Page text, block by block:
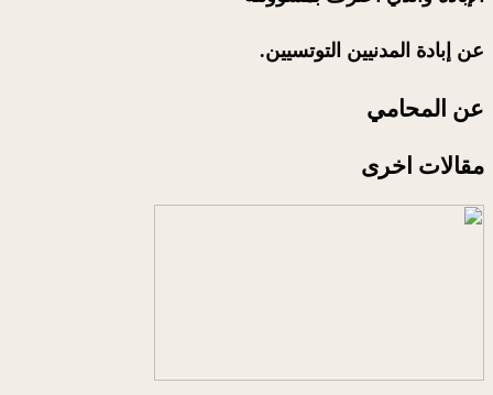
عن إبادة المدنيين التوتسيين.
عن المحامي
مقالات اخرى